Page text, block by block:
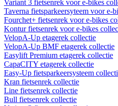
Variant 3 fietsenrek voor e-bikes
Taverna fietsparkeersyteem voor e-
Fourchet+ fietsenrek voor e-bikes
Kontur fietsenrek voor e-bikes
VelopA-Up etagerek collectie
VelopA-Up BMF etagerek collectie
Easylift Premium etagerek collectie
CapaCITY etagerek collectie
Easy-Up fietsparkeersysteem
Kran fietsenrek collectie
Line fietsenrek collectie
Bull fietsenrek collectie